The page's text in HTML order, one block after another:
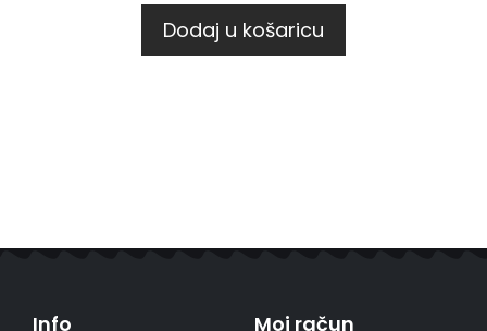
Dodaj u košaricu
Info Moj račun